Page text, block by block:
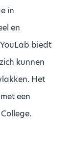
in
en
biedt
kunnen
Het
een